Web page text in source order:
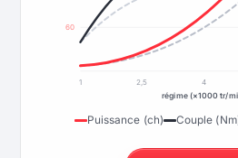
60
1 2,5 4
régime (×1000 tr/
Puissance (ch) Couple